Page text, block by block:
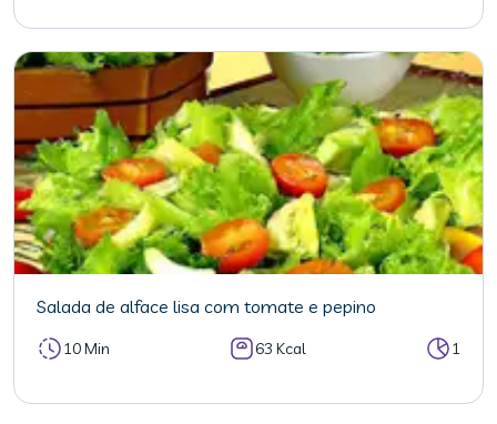
Salada de alface lisa com tomate e pepino
10 Min 63 Kcal 1